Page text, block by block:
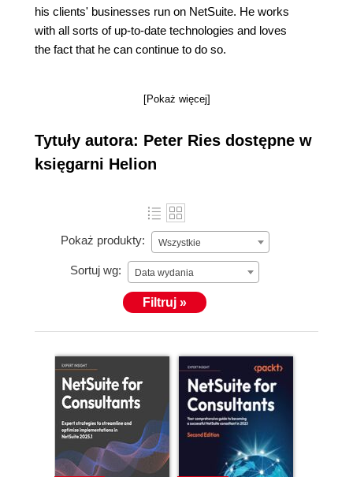
his clients' businesses run on NetSuite. He works
with all sorts of up-to-date technologies and loves
the fact that he can continue to do so.
[Pokaż więcej]
Tytuły autora: Peter Ries dostępne w
księgarni Helion
Pokaż produkty: Wszystkie
Sortuj wg: Data wydania
Filtruj »